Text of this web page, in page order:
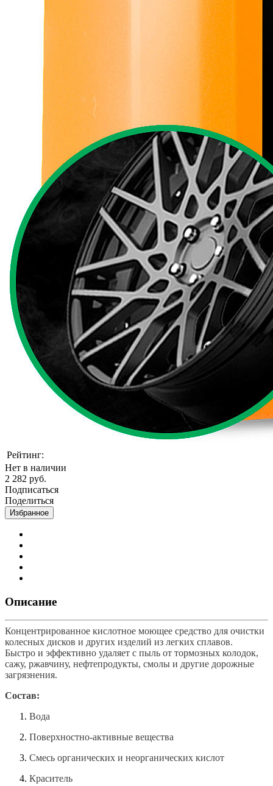
Рейтинг:
Нет в наличии
2 282 руб.
Подписаться
Поделиться
Избранное
Описание
Концентрированное кислотное моющее средство для очистки
колесных дисков и других изделий из легких сплавов.
Быстро и эффективно удаляет с пыль от тормозных колодок,
сажу, ржавчину, нефтепродукты, смолы и другие дорожные
загрязнения.
Состав:
Вода
Поверхностно-активные вещества
Смесь органических и неорганических кислот
Краситель